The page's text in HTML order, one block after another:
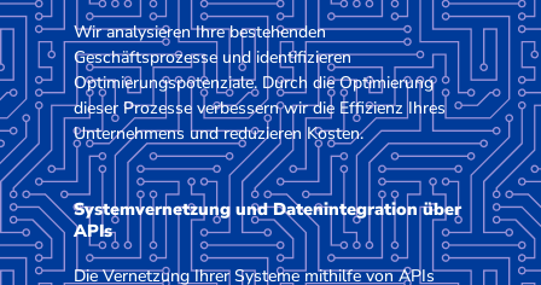
Wir analysieren Ihre bestehenden
Geschäftsprozesse und identifizieren
Optimierungspotenziale. Durch die Optimierung
dieser Prozesse verbessern wir die Effizienz Ihres
Unternehmens und reduzieren Kosten.
Systemvernetzung und Datenintegration über
APIs
Die Vernetzung Ihrer Systeme mithilfe von APIs